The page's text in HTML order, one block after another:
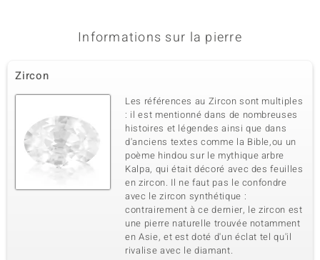
Tourmaline rose du Nigéria
Poids total en carat Taille de la pierre
Rond
Sertissage
Serti griffe
Origine
Nigéria
4ème pierre
Tourmaline rose du Nigéria
Quantité et taille
6 à 1,5 mm
Taille de la pierre
Rond
Informations sur la pierre
Zircon
Les références au Zircon sont multiples
: il est mentionné dans de nombreuses
histoires et légendes ainsi que dans
d'anciens textes comme la Bible,ou un
poème hindou sur le mythique arbre
Kalpa, qui était décoré avec des feuilles
en zircon. Il ne faut pas le confondre
avec le zircon synthétique :
contrairement à ce dernier, le zircon est
une pierre naturelle trouvée notamment
en Asie, et est doté d'un éclat tel qu'il
rivalise avec le diamant.